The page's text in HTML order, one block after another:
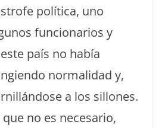
política, uno
funcionarios y
país no había
normalidad y,
a los sillones.
no es necesario,